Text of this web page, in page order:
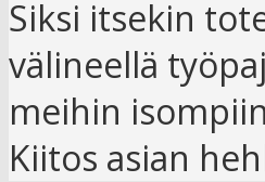
Siksi itsekin
välineellä
meihin
Kiitos asian